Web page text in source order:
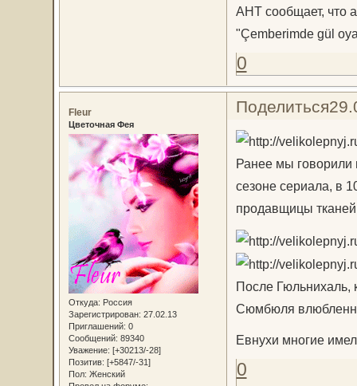
AHT сообщает, что
"Çemberimde gül
0
Поделиться
Fleur
Цветочная Фея
Откуда: Россия
Зарегистрирован: 27.02.13
Приглашений: 0
Сообщений: 89340
Уважение: [+30213/-28]
Позитив: [+5847/-31]
Пол: Женский
Ранее мы говорили
сезоне сериала, в
продавщицы
После Гюльнихаль,
Сюмбюля
Евнухи многие
0